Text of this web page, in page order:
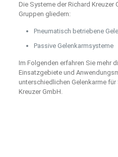
Die Systeme der Richard Kreuzer
Gruppen gliedern:
Pneumatisch betriebene
Passive Gelenkarmsysteme
Im Folgenden erfahren Sie mehr
Einsatzgebiete und
unterschiedlichen Gelenkarme
Kreuzer GmbH.